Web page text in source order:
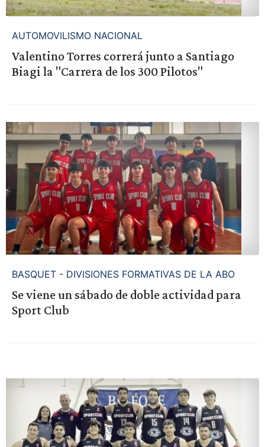
AUTOMOVILISMO NACIONAL
Valentino Torres correrá junto a Santiago
Biagi la "Carrera de los 300 Pilotos"
BASQUET - DIVISIONES FORMATIVAS DE LA ABO
Se viene un sábado de doble actividad para
Sport Club